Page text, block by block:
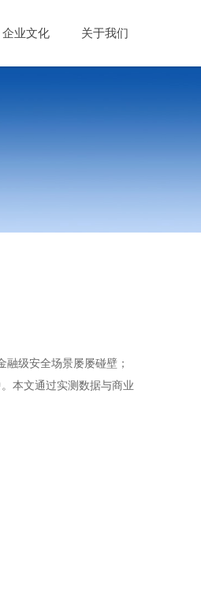
企业文化 关于我们
级安全场景屡屡碰壁；
本文通过实测数据与商业